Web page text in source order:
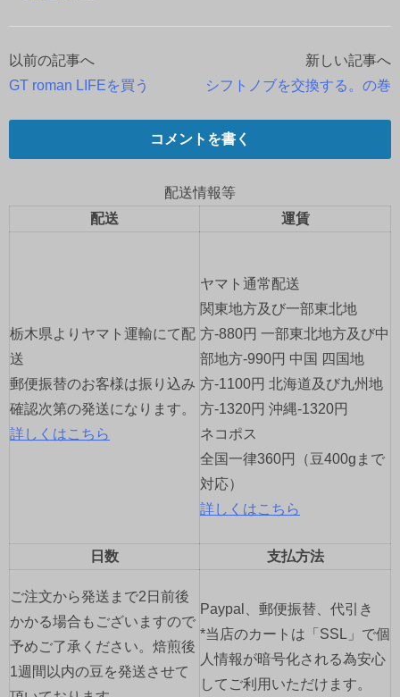
投
ョ
ン
以前の記事へ
GT roman LIFEを買う
新しい記事へ
シフトノブを交換する。の巻
コメントを書く
配送情報等
配送
運賃
栃木県よりヤマト運輸にて配
送
郵便振替のお客様は振り込み
確認次第の発送になります。
詳しくはこちら
ヤマト通常配送
関東地方及び一部東北地
方-880円 一部東北地方及び中
部地方-990円 中国 四国地
方-1100円 北海道及び九州地
方-1320円 沖縄-1320円
ネコポス
全国一律360円（豆400gまで
対応）
詳しくはこちら
日数 支払方法
ご注文から発送まで2日前後
かかる場合もございますので
予めご了承ください。焙煎後
1週間以内の豆を発送させて
Paypal、郵便振替、代引き
*当店のカートは「SSL」で個
人情報が暗号化される為安心
してご利用いただけます。